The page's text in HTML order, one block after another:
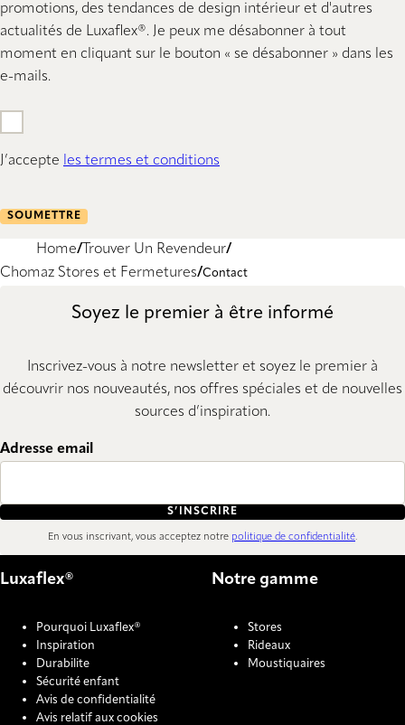
promotions, des tendances de design intérieur et d'autres
actualités de Luxaflex®. Je peux me désabonner à tout
moment en cliquant sur le bouton « se désabonner » dans les
e-mails.
J’accepte les termes et conditions
SOUMETTRE
Home
Trouver Un Revendeur
Chomaz Stores et Fermetures Contact
Soyez le premier à être informé
Inscrivez-vous à notre newsletter et soyez le premier à
découvrir nos nouveautés, nos offres spéciales et de nouvelles
sources d’inspiration.
Adresse email
S’INSCRIRE
En vous inscrivant, vous acceptez notre politique de confidentialité.
Luxaflex®
Pourquoi Luxaflex®
Inspiration
Durabilite
Sécurité enfant
Avis de confidentialité
Avis relatif aux cookies
Notre gamme
Stores
Rideaux
Moustiquaires